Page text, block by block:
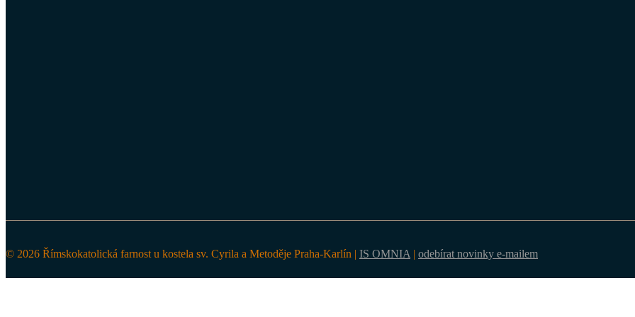
© 2026 Římskokatolická farnost u kostela sv. Cyrila a Metoděje Praha-Karlín | IS OMNIA | odebírat novinky e-mailem